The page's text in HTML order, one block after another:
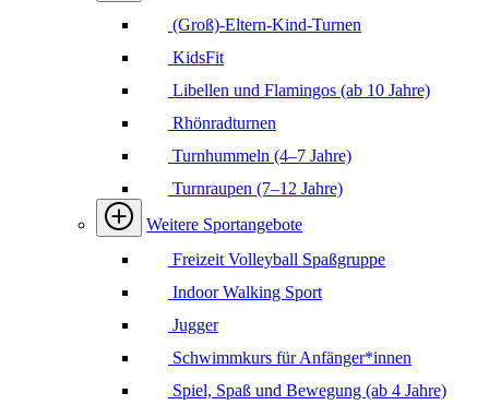
(Groß)-Eltern-Kind-Turnen
KidsFit
Libellen und Flamingos (ab 10 Jahre)
Rhönradturnen
Turnhummeln (4–7 Jahre)
Turnraupen (7–12 Jahre)
Weitere Sportangebote
Freizeit Volleyball Spaßgruppe
Indoor Walking Sport
Jugger
Schwimmkurs für Anfänger*innen
Spiel, Spaß und Bewegung (ab 4 Jahre)